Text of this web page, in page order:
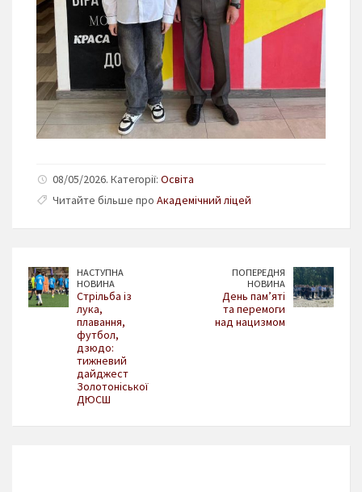
08/05/2026. Категорії: Освіта
Читайте більше про Академічний ліцей
НАСТУПНА
НОВИНА
Стрільба із
лука,
плавання,
футбол,
дзюдо:
тижневий
дайджест
Золотоніської
ДЮСШ
ПОПЕРЕДНЯ
НОВИНА
День пам’яті
та перемоги
над нацизмом